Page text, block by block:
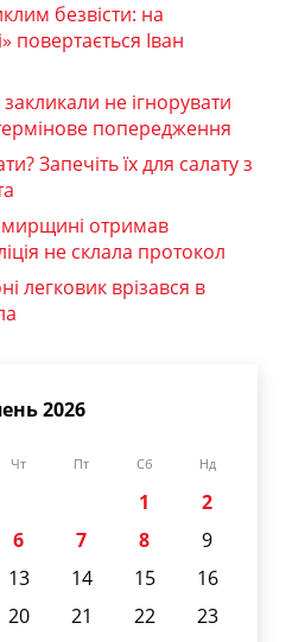
безвісти: на
Іван
не ігнорувати
попередження
Запечіть їх для салату з
отримав
не склала протокол
легковик врізався в
2026
Чт Пт Сб Нд
1
2
6 7 8
9
13 14 15
16
20 21 22
23